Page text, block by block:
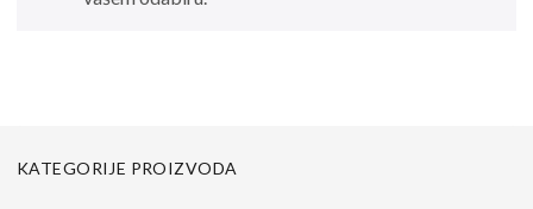
KATEGORIJE PROIZVODA